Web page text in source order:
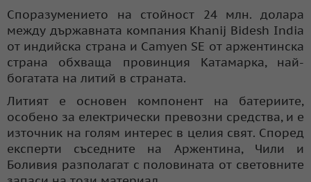
Споразумението на стойност 24 млн. долара
между държавната компания Khanij Bidesh India
от индийска страна и Camyen SE от аржентинска
страна обхваща провинция Катамарка, най-
богатата на литий в страната.
Литият е основен компонент на батериите,
особено за електрически превозни средства, и е
източник на голям интерес в целия свят. Според
експерти съседните на Аржентина, Чили и
Боливия разполагат с половината от световните